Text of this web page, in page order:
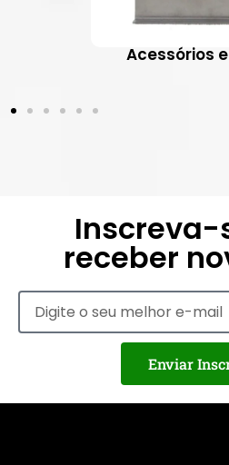
Acessórios
Inscreva-
receber
Enviar